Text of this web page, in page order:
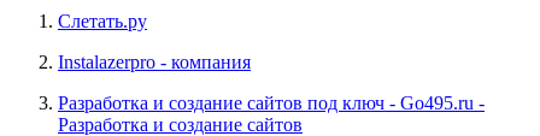
Слетать.ру
Instalazerpro - компания
Разработка и создание сайтов под ключ - Go495.ru -
Разработка и создание сайтов